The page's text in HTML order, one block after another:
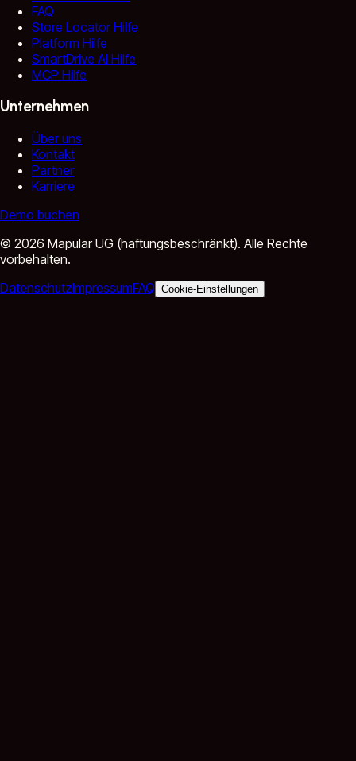
FAQ
Store Locator Hilfe
Platform Hilfe
SmartDrive AI Hilfe
MCP Hilfe
Unternehmen
Über uns
Kontakt
Partner
Karriere
Demo buchen
© 2026 Mapular UG (haftungsbeschränkt). Alle Rechte
vorbehalten.
DatenschutzImpressumFAQ Cookie-Einstellungen